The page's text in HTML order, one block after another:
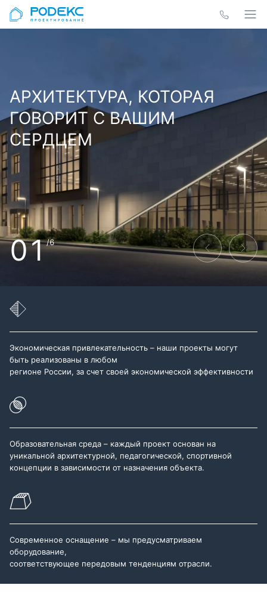
АРХИТЕКТУРА, КОТОРАЯ
ГОВОРИТ С ВАШИМ
СЕРДЦЕМ
01/6
Экономическая привлекательность – наши проекты могут
быть реализованы в любом
регионе России, за счет своей экономической эффективности
Образовательная среда – каждый проект основан на
уникальной архитектурной, педагогической, спортивной
концепции в зависимости от назначения объекта.
Современное оснащение – мы предусматриваем
оборудование,
соответствующее передовым тенденциям отрасли.